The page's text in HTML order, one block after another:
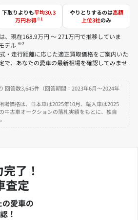
下取りよりも平均30.3
万円お得※1
やりとりするのは高額
上位3社のみ
、現在168.9万円 ～ 271万円で推移していま
デル ※2
・走行距離に応じた適正買取価格をご案内いた
で、あなたの愛車の最新相場を確認してみませ
回答数3,645件（回答期間：2023年6月～2024年
場価格は、日本車は2025年10月、輸入車は2025
中古車オークションの落札実績をもとに、独自
了！
査定
愛車の
！